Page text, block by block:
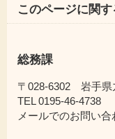
このページに関
総務課
〒028-6302 岩手県
TEL 0195-46-4738
メールでのお問い